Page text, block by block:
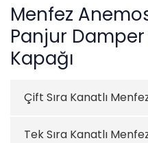
Menfez
Panjur
Kapağı
Çift Sıra Kanatlı
Tek Sıra Kanatlı